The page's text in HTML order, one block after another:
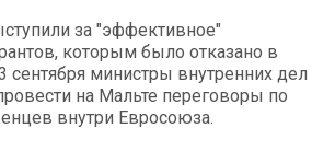
за "эффективное"
которым было отказано в
сентября министры внутренних дел
на Мальте переговоры по
внутри Евросоюза.